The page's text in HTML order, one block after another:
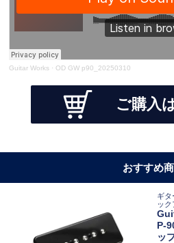
Guitar Works ·OD GW p90_20250310
ご購入
おすすめ
ギタ
ック
P-
ッ